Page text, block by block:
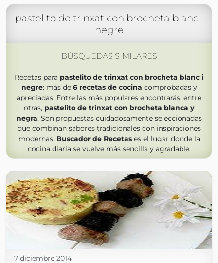
pastelito de trinxat con brocheta blanc i
negre
BÚSQUEDAS SIMILARES
Recetas para pastelito de trinxat con brocheta blanc i
negre: más de 6 recetas de cocina comprobadas y
apreciadas. Entre las más populares encontrarás, entre
otras, pastelito de trinxat con brocheta blanca y
negra. Son propuestas cuidadosamente seleccionadas
que combinan sabores tradicionales con inspiraciones
modernas. Buscador de Recetases el lugar donde la
cocina diaria se vuelve más sencilla y agradable.
7 diciembre 2014